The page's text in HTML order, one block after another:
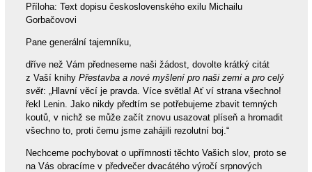
Příloha: Text dopisu československého exilu Michailu
Gorbačovovi
Pane generální tajemníku,
dříve než Vám předneseme naši žádost, dovolte krátký citát
z Vaší knihy Přestavba a nové myšlení pro naši zemi a pro celý
svět: „Hlavní věcí je pravda. Více světla! Ať ví strana všechno!
řekl Lenin. Jako nikdy předtím se potřebujeme zbavit temných
koutů, v nichž se může začít znovu usazovat plíseň a hromadit
všechno to, proti čemu jsme zahájili rezolutní boj.“
Nechceme pochybovat o upřímnosti těchto Vašich slov, proto se
na Vás obracíme v předvečer dvacátého výročí srpnových